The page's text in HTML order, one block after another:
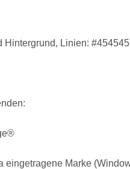
Hintergrund, Linien:
eingetragene Marke